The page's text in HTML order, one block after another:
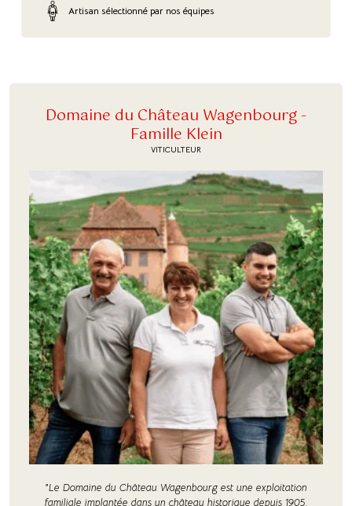
Artisan sélectionné par nos équipes
Domaine du Château Wagenbourg -
Famille Klein
VITICULTEUR
"Le Domaine du Château Wagenbourg est une exploitation
familiale implantée dans un château historique depuis 1905.